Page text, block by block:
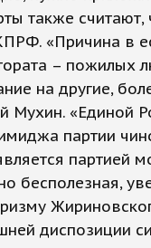
также
«Причина в
– пожилых
на другие,
Мухин. «Единой
партии
партией
бесполезная,
диспозиции